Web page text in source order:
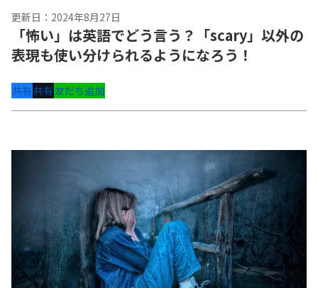
更新日：2024年8月27日
「怖い」は英語でどう言う？「scary」以外の
表現も使い分けられるようになろう！
共有共有友だち追加